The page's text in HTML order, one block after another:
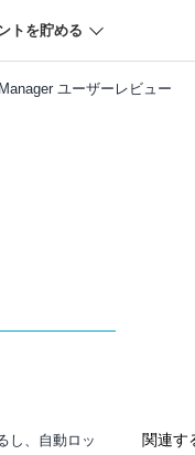
トを貯める
ユーザーレビュー
し、自動ロッ
関連す